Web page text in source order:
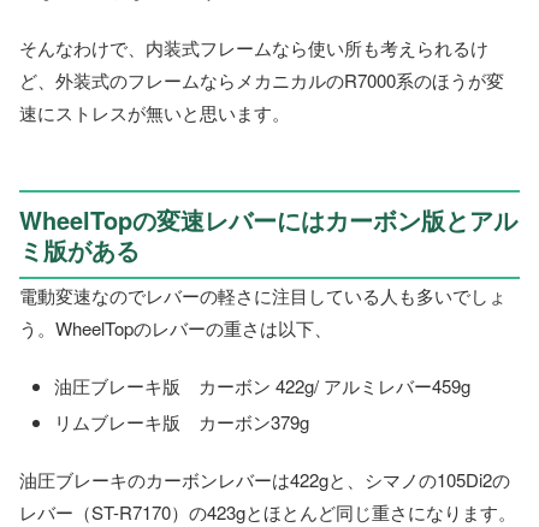
そんなわけで、内装式フレームなら使い所も考えられるけ
ど、外装式のフレームならメカニカルのR7000系のほうが変
速にストレスが無いと思います。
WheelTopの変速レバーにはカーボン版とアル
ミ版がある
電動変速なのでレバーの軽さに注目している人も多いでしょ
う。WheelTopのレバーの重さは以下、
油圧ブレーキ版 カーボン 422g/ アルミレバー459g
リムブレーキ版 カーボン379g
油圧ブレーキのカーボンレバーは422gと、シマノの105Di2の
レバー（ST-R7170）の423gとほとんど同じ重さになります。